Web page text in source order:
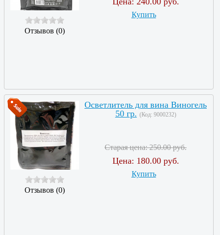
Отзывов (0)
Купить
Отзывов (0)
Осветлитель для вина Виногель
50 гр. (Код: 9000232)
Старая цена:250.00 руб.
Цена: 180.00 руб.
Купить